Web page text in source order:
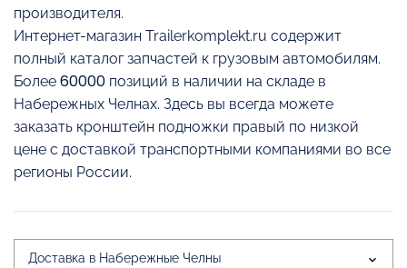
производителя.
Интернет-магазин Trailerkomplekt.ru содержит
полный каталог запчастей к грузовым автомобилям.
Более 60000 позиций в наличии на складе в
Набережных Челнах. Здесь вы всегда можете
заказать кронштейн подножки правый по низкой
цене с доставкой транспортными компаниями во все
регионы России.
Доставка в Набережные Челны